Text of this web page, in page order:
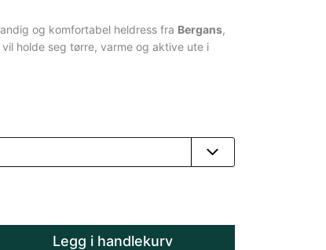
er:
kr 1
og komfortabel heldress fra Bergans,
holde seg tørre, varme og aktive ute i
Legg i handlekurv